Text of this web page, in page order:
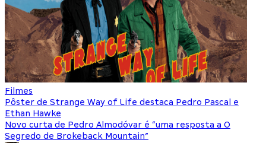
Filmes
Pôster de Strange Way of Life destaca Pedro Pascal e
Ethan Hawke
Novo curta de Pedro Almodóvar é “uma resposta a O
Segredo de Brokeback Mountain”